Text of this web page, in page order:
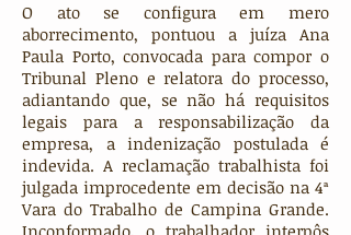
O ato se configura em mero
aborrecimento, pontuou a juíza Ana
Paula Porto, convocada para compor o
Tribunal Pleno e relatora do processo,
adiantando que, se não há requisitos
legais para a responsabilização da
empresa, a indenização postulada é
indevida. A reclamação trabalhista foi
julgada improcedente em decisão na 4ª
Vara do Trabalho de Campina Grande.
Inconformado, o trabalhador interpôs